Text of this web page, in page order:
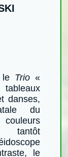
le Trio «
danses,
du
tantôt
le